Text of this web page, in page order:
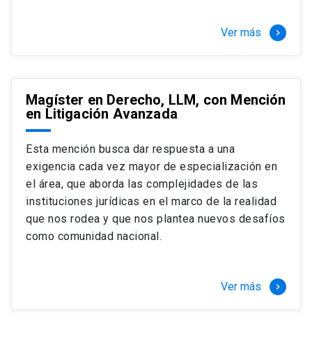
Ver más keyboard_arrow_right
Magíster en Derecho, LLM, con Mención
en Litigación Avanzada
Esta mención busca dar respuesta a una
exigencia cada vez mayor de especialización en
el área, que aborda las complejidades de las
instituciones jurídicas en el marco de la realidad
que nos rodea y que nos plantea nuevos desafíos
como comunidad nacional.
Ver más keyboard_arrow_right